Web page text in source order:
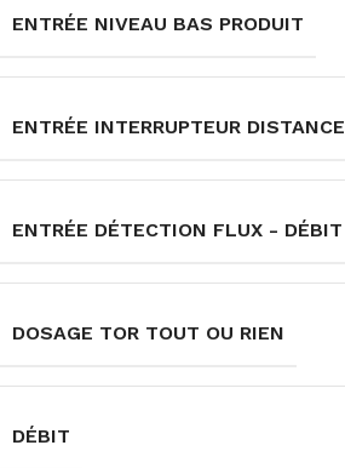
ENTRÉE NIVEAU BAS PRODUIT
ENTRÉE INTERRUPTEUR DISTANCE
ENTRÉE DÉTECTION FLUX - DÉBIT
DOSAGE TOR TOUT OU RIEN
DÉBIT